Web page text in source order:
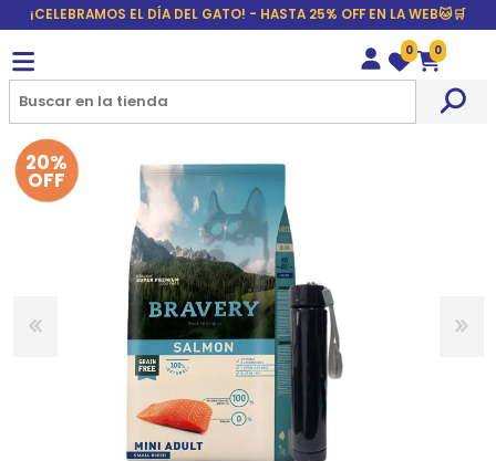
¡CELEBRAMOS EL DÍA DEL GATO! - HASTA 25% OFF EN LA WEB🐱🛒
Wishlist
0
Carrito
0
20%
OFF